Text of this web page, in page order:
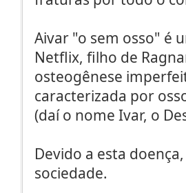
Aivar "o sem osso" é
Netflix, filho de
osteogênese
caracterizada por
(daí o nome Ivar, o
Devido a esta
sociedade.